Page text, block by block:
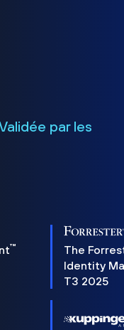
par les
™
The
Identity
T3 2025